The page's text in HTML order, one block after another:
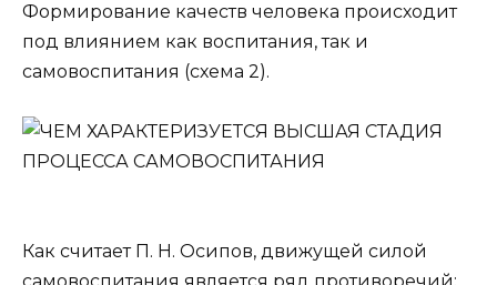
Формирование качеств человека проис­ходит
под влиянием как воспитания, так и
самовоспита­ния (схема 2).
Как считает П. Н. Осипов, движущей силой